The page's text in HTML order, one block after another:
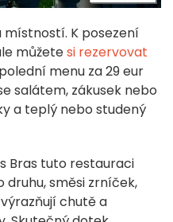
místností. K posezení
můžetesi rezervovat
menu za 29 eur
salátem, zákusek nebo
a teplý nebo studený
Bras tuto restauraci
druhu, směsi zrníček,
chutě a